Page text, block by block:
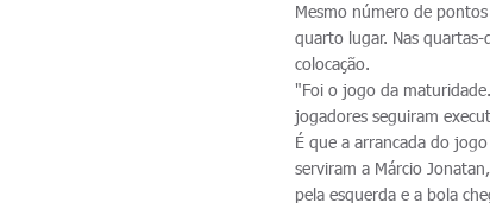
Mesmo número de
quarto lugar. Nas
colocação.
"Foi o jogo da
jogadores seguiram
É que a arrancada do
serviram a Márcio
pela esquerda e a bola